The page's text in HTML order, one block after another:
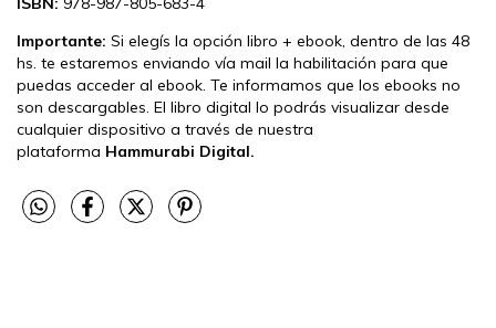
Importante: Si elegís la opción libro + ebook, dentro de las 48
hs. te estaremos enviando vía mail la habilitación para que
puedas acceder al ebook. Te informamos que los ebooks no
son descargables. El libro digital lo podrás visualizar desde
cualquier dispositivo a través de nuestra
plataforma Hammurabi Digital.